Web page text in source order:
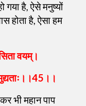
गया है, ऐसे मनुष्यों
होता है, ऐसा हम
वयम्।
।।45 ।।
भी महान पाप